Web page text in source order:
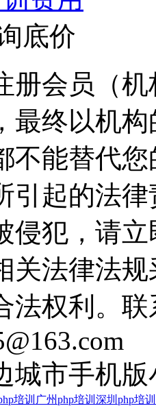
底价
册会员（
最终以机
不能替代
引起的法
侵犯，请
关法律法
法权利。
城市手机版
培训 广州php培训 深圳php培训